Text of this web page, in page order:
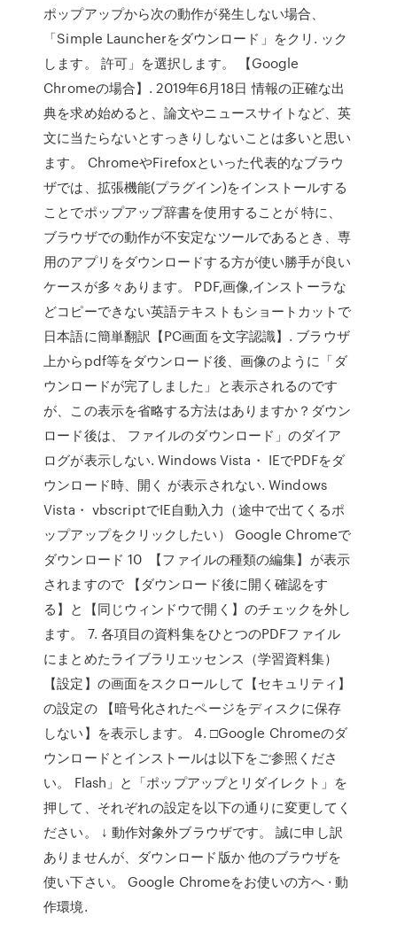
ポップアップから次の動作が発生しない場合、
「Simple Launcherをダウンロード」をクリ. ック
します。 許可」を選択します。 【Google
Chromeの場合】. 2019年6月18日 情報の正確な出
典を求め始めると、論文やニュースサイトなど、英
文に当たらないとすっきりしないことは多いと思い
ます。 ChromeやFirefoxといった代表的なブラウ
ザでは、拡張機能(プラグイン)をインストールする
ことでポップアップ辞書を使用することが 特に、
ブラウザでの動作が不安定なツールであるとき、専
用のアプリをダウンロードする方が使い勝手が良い
ケースが多々あります。 PDF,画像,インストーラな
どコピーできない英語テキストもショートカットで
日本語に簡単翻訳【PC画面を文字認識】. ブラウザ
上からpdf等をダウンロード後、画像のように「ダ
ウンロードが完了しました」と表示されるのです
が、この表示を省略する方法はありますか？ダウン
ロード後は、 ファイルのダウンロード」のダイア
ログが表示しない. Windows Vista・ IEでPDFをダ
ウンロード時、開く が表示されない. Windows
Vista・ vbscriptでIE自動入力（途中で出てくるポ
ップアップをクリックしたい） Google Chromeで
ダウンロード 10 【ファイルの種類の編集】が表示
されますので 【ダウンロード後に開く確認をす
る】と【同じウィンドウで開く】のチェックを外し
ます。 7. 各項目の資料集をひとつのPDFファイル
にまとめたライブラリエッセンス（学習資料集）
【設定】の画面をスクロールして【セキュリティ】
の設定の 【暗号化されたページをディスクに保存
しない】を表示します。 4. □Google Chromeのダ
ウンロードとインストールは以下をご参照くださ
い。 Flash」と「ポップアップとリダイレクト」を
押して、それぞれの設定を以下の通りに変更してく
ださい。 ↓ 動作対象外ブラウザです。 誠に申し訳
ありませんが、ダウンロード版か 他のブラウザを
使い下さい。 Google Chromeをお使いの方へ · 動
作環境.